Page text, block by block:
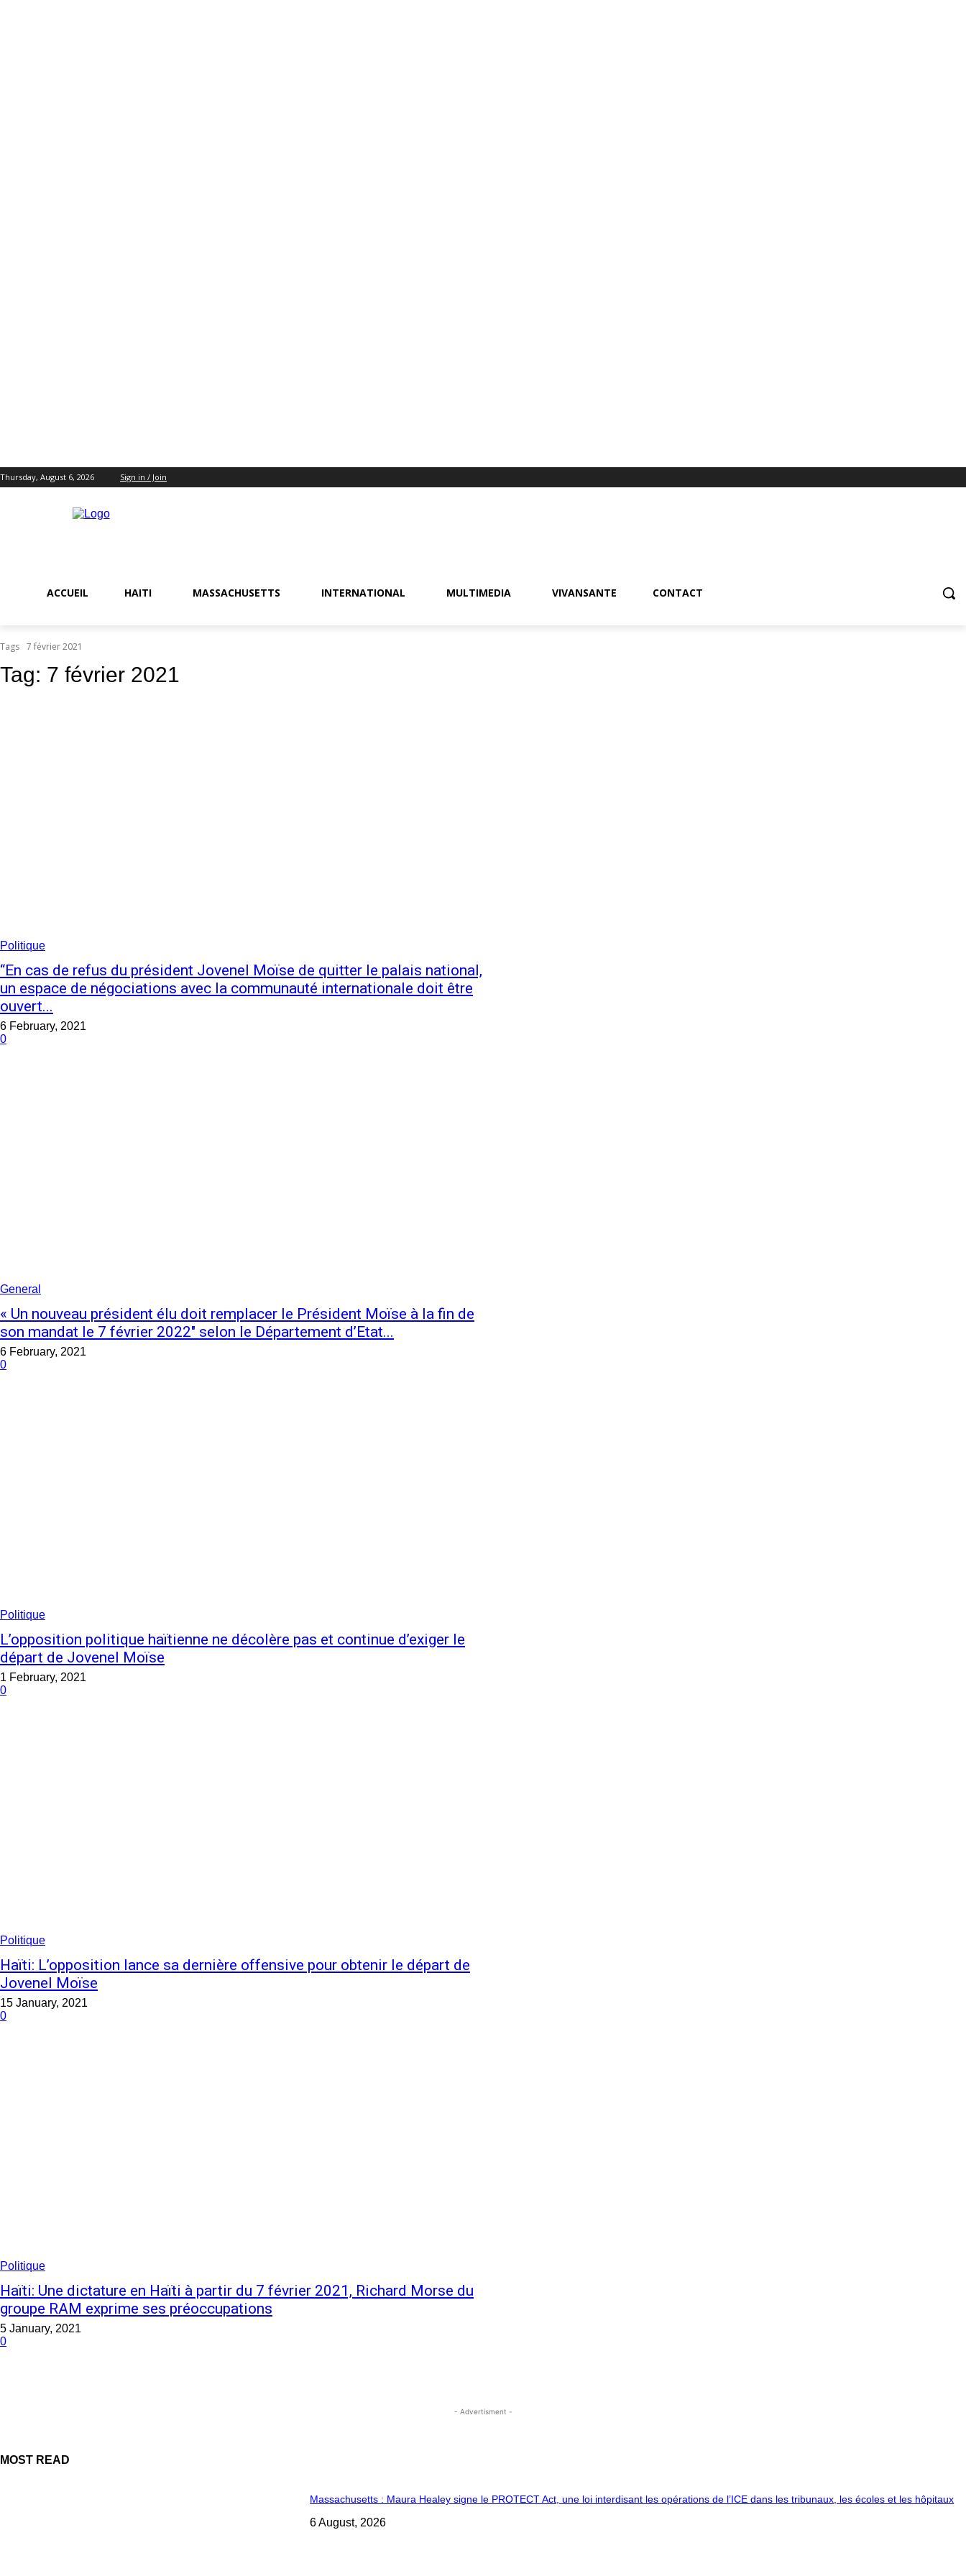
Thursday, August 6, 2026 Sign in / Join
ACCUEIL HAITI MASSACHUSETTS INTERNATIONAL MULTIMEDIA VIVANSANTE CONTACT
Tags 7 février 2021
Tag: 7 février 2021
Politique
“En cas de refus du président Jovenel Moïse de quitter le palais national,
un espace de négociations avec la communauté internationale doit être
ouvert...
6 February, 2021
0
General
« Un nouveau président élu doit remplacer le Président Moïse à la fin de
son mandat le 7 février 2022″ selon le Département d’Etat...
6 February, 2021
0
Politique
L’opposition politique haïtienne ne décolère pas et continue d’exiger le
départ de Jovenel Moïse
1 February, 2021
0
Politique
Haïti: L’opposition lance sa dernière offensive pour obtenir le départ de
Jovenel Moïse
15 January, 2021
0
Politique
Haïti: Une dictature en Haïti à partir du 7 février 2021, Richard Morse du
groupe RAM exprime ses préoccupations
5 January, 2021
0
- Advertisment -
MOST READ
Massachusetts : Maura Healey signe le PROTECT Act, une loi interdisant les opérations de l’ICE dans les tribunaux, les écoles et les hôpitaux
6 August, 2026